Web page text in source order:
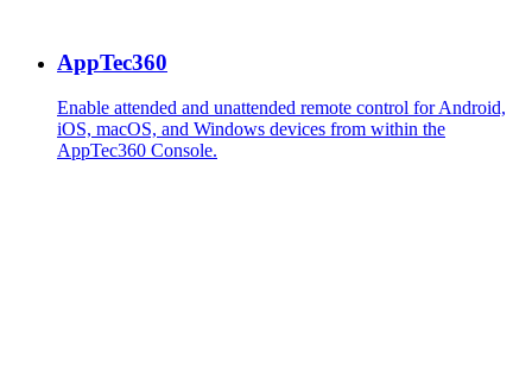
AppTec360
Enable attended and unattended remote control for Android,
iOS, macOS, and Windows devices from within the
AppTec360 Console.